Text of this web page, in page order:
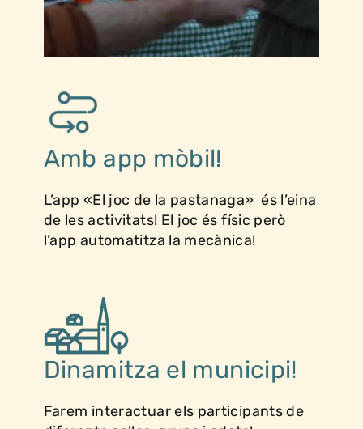
Amb app mòbil!
L’app «El joc de la pastanaga» és l’eina
de les activitats! El joc és físic però
l’app automatitza la mecànica!
Dinamitza el municipi!
Farem interactuar els participants de